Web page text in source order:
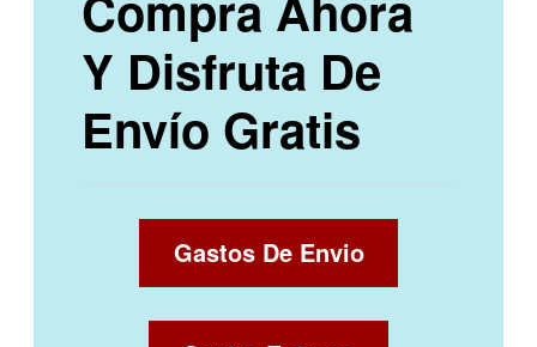
Y Disfruta De
Envío Gratis
Gastos De Envio